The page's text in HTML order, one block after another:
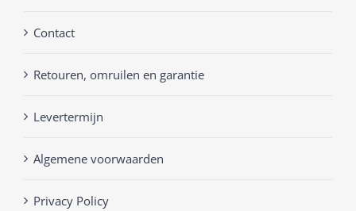
Contact
Retouren, omruilen en garantie
Levertermijn
Algemene voorwaarden
Privacy Policy